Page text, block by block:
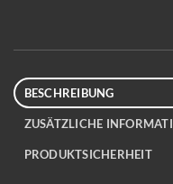
BESCHREIBUNG
ZUSÄTZLICHE
PRODUKTSICHERHEIT